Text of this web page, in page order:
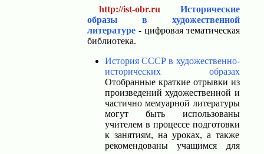
http://ist-obr.ru
Исторические
образы в художественной
литературе- цифровая тематическая
библиотека.
История СССР в художественно-
исторических образах
Отобранные краткие отрывки из
произведений художественной и
частично мемуарной литературы
могут быть использованы
учителем в процессе подготовки
к занятиям, на уроках, а также
рекомендованы учащимся для